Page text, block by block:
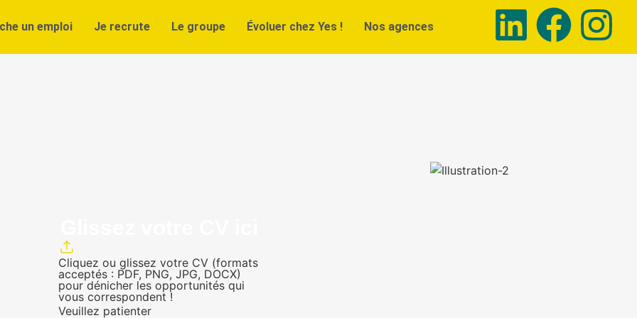
un emploi Je recrute Le groupe Évoluer chez Yes ! Nos agences
Cliquez ou glissez votre CV (formats
acceptés : PDF, PNG, JPG, DOCX)
pour dénicher les opportunités qui
vous correspondent !
Veuillez patienter